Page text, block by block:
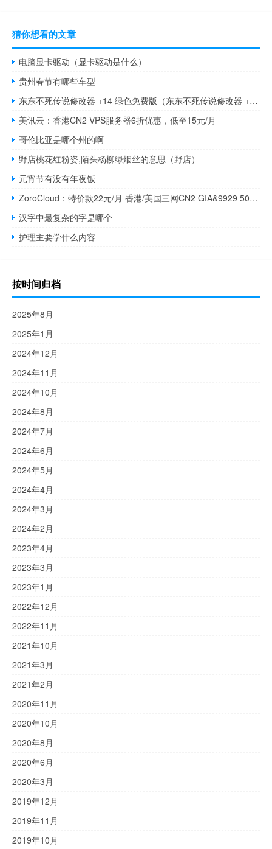
猜你想看的文章
电脑显卡驱动（显卡驱动是什么）
贵州春节有哪些车型
东东不死传说修改器 +14 绿色免费版（东东不死传说修改器 +14 绿色免费版功能简介）
美讯云：香港CN2 VPS服务器6折优惠，低至15元/月
哥伦比亚是哪个州的啊
野店桃花红粉姿,陌头杨柳绿烟丝的意思（野店）
元宵节有没有年夜饭
ZoroCloud：特价款22元/月 香港/美国三网CN2 GIA&9929 50G ddos高防 原生IP 全场月付8折季付7折优惠码
汉字中最复杂的字是哪个
护理主要学什么内容
按时间归档
2025年8月
2025年1月
2024年12月
2024年11月
2024年10月
2024年8月
2024年7月
2024年6月
2024年5月
2024年4月
2024年3月
2024年2月
2023年4月
2023年3月
2023年1月
2022年12月
2022年11月
2021年10月
2021年3月
2021年2月
2020年11月
2020年10月
2020年8月
2020年6月
2020年3月
2019年12月
2019年11月
2019年10月